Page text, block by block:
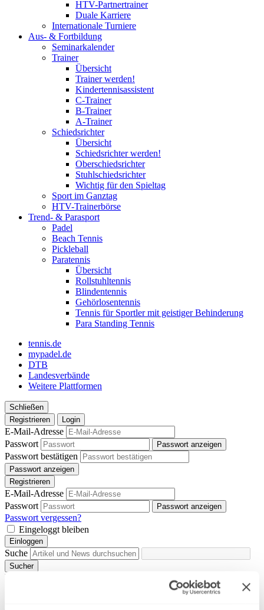
HTV-Partnertrainer
Duale Karriere
Internationale Turniere
Aus- & Fortbildung
Seminarkalender
Trainer
Übersicht
Trainer werden!
Kindertennisassistent
C-Trainer
B-Trainer
A-Trainer
Schiedsrichter
Übersicht
Schiedsrichter werden!
Oberschiedsrichter
Stuhlschiedsrichter
Wichtig für den Spieltag
Sport im Ganztag
HTV-Trainerbörse
Trend- & Parasport
Padel
Beach Tennis
Pickleball
Paratennis
Übersicht
Rollstuhltennis
Blindentennis
Gehörlosentennis
Tennis für Sportler mit geistiger Behinderung
Para Standing Tennis
tennis.de
mypadel.de
DTB
Landesverbände
Weitere Plattformen
Schließen
Registrieren
Login
E-Mail-Adresse
Passwort
Passwort anzeigen
Passwort bestätigen
Passwort anzeigen
Registrieren
E-Mail-Adresse
Passwort
Passwort anzeigen
Passwort vergessen?
Eingeloggt bleiben
Einloggen
Suche
Sucher
Vorschläge